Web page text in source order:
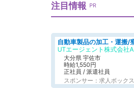
注目情報 PR
大分県 宇佐市
時給1,550円
正社員 / 派遣社員
スポンサー：求人ボックス